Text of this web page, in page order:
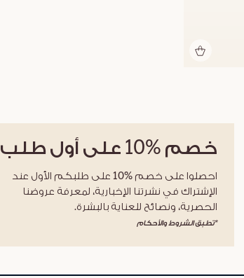
خصم %10 على أول طلب
احصلوا على خصم %10 على طلبكم الأول عند
الإشتراك في نشرتنا الإخبارية، لمعرفة عروضنا
الحصرية، ونصائح للعناية بالبشرة.
*تطبق الشروط والأحكام